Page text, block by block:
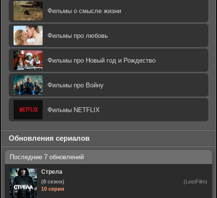
Фильмы о смысле жизни
Фильмы про любовь
Фильмы про Новый год и Рождество
Фильмы про Войну
Фильмы NETFLIX
Обновления сериалов
Стрела
(8 сезон)
10 серия
(LostFilm)